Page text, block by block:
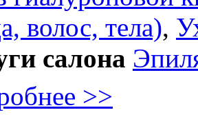
волос, тела),
салона
>>